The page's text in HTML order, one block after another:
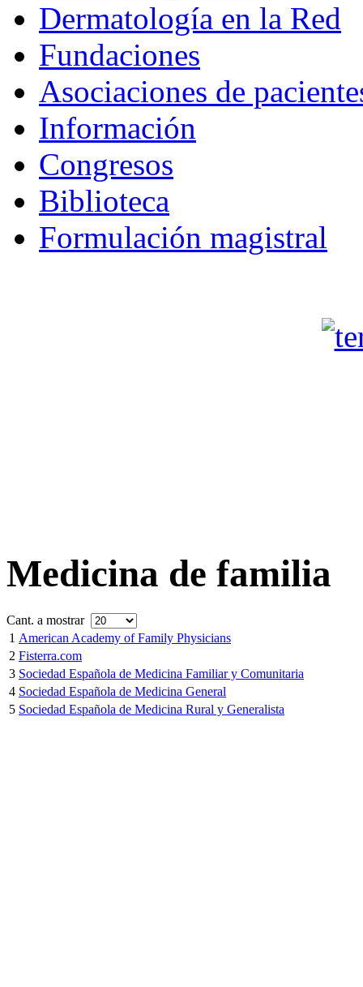
Dermatología en la Red
Fundaciones
Asociaciones de
Información
Congresos
Biblioteca
Formulación magistral
Medicina de familia
Cant. a mostrar
1 American Academy of Family Physicians
2 Fisterra.com
3 Sociedad Española de Medicina Familiar y Comunitaria
4 Sociedad Española de Medicina General
5 Sociedad Española de Medicina Rural y Generalista